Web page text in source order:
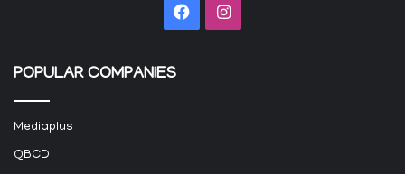
FacebookInstagram
POPULAR COMPANIES
Mediaplus
QBCD